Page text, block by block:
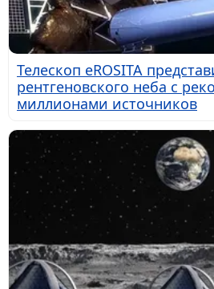
Телескоп eROSITA
рентгеновского неба с
миллионами источников